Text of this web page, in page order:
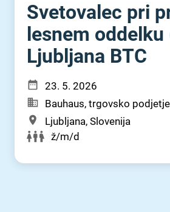
Svetovalec pri
lesnem
Ljubljana BTC
23. 5. 2026
Bauhaus, trgovsko
Ljubljana, Slovenija
ž/m/d